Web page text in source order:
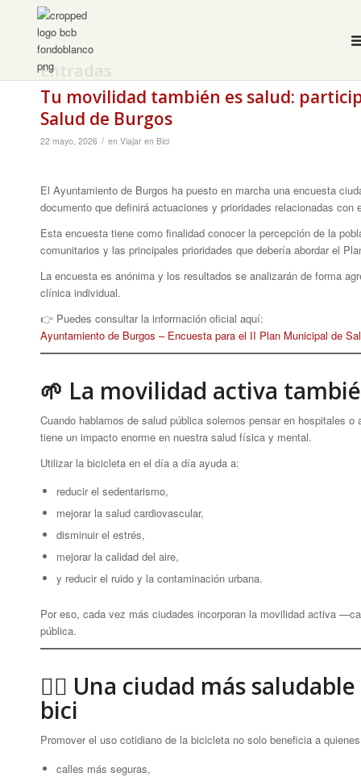
Entradas
Tu movilidad también es salud:
Salud de Burgos
22 mayo, 2026 / en Viajar en Bici
El Ayuntamiento de Burgos ha puesto en marcha una encuesta
documento que definirá actuaciones y prioridades relacionadas
Esta encuesta tiene como finalidad conocer la percepción de la
comunitarios y las principales prioridades que debería abordar el
La encuesta es anónima y los resultados se analizarán de forma
clínica individual.
👉 Puedes consultar la información oficial aquí:
Ayuntamiento de Burgos – Encuesta para el II Plan Municipal de
🌱 La movilidad activa
Cuando hablamos de salud pública solemos pensar en hospitales
tiene un impacto enorme en nuestra salud física y mental.
Utilizar la bicicleta en el día a día ayuda a:
reducir el sedentarismo,
mejorar la salud cardiovascular,
disminuir el estrés,
mejorar la calidad del aire,
y reducir el ruido y la contaminación urbana.
Por eso, cada vez más ciudades incorporan la movilidad activa
pública.
🚴‍♀️ Una ciudad más
bici
Promover el uso cotidiano de la bicicleta no solo beneficia a
calles más seguras,